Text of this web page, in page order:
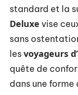
standard et la
Deluxe vise
sans
lesvoyageurs
quête de
dans une